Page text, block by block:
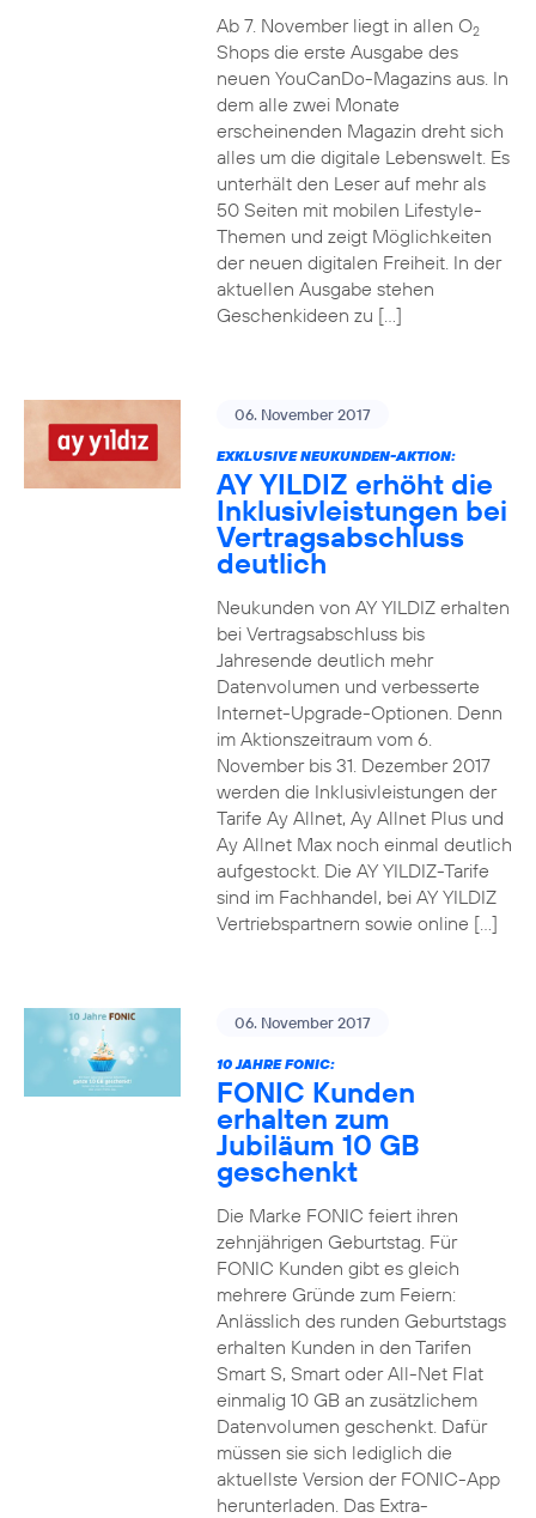
Ab 7. November liegt in allen O2
Shops die erste Ausgabe des
neuen YouCanDo-Magazins aus. In
dem alle zwei Monate
erscheinenden Magazin dreht sich
alles um die digitale Lebenswelt. Es
unterhält den Leser auf mehr als
50 Seiten mit mobilen Lifestyle-
Themen und zeigt Möglichkeiten
der neuen digitalen Freiheit. In der
aktuellen Ausgabe stehen
Geschenkideen zu […]
06. November 2017
EXKLUSIVE NEUKUNDEN-AKTION:
AY YILDIZ erhöht die
Inklusivleistungen bei
Vertragsabschluss
deutlich
Neukunden von AY YILDIZ erhalten
bei Vertragsabschluss bis
Jahresende deutlich mehr
Datenvolumen und verbesserte
Internet-Upgrade-Optionen. Denn
im Aktionszeitraum vom 6.
November bis 31. Dezember 2017
werden die Inklusivleistungen der
Tarife Ay Allnet, Ay Allnet Plus und
Ay Allnet Max noch einmal deutlich
aufgestockt. Die AY YILDIZ-Tarife
sind im Fachhandel, bei AY YILDIZ
Vertriebspartnern sowie online […]
06. November 2017
10 JAHRE FONIC:
FONIC Kunden
erhalten zum
Jubiläum 10 GB
geschenkt
Die Marke FONIC feiert ihren
zehnjährigen Geburtstag. Für
FONIC Kunden gibt es gleich
mehrere Gründe zum Feiern:
Anlässlich des runden Geburtstags
erhalten Kunden in den Tarifen
Smart S, Smart oder All-Net Flat
einmalig 10 GB an zusätzlichem
Datenvolumen geschenkt. Dafür
müssen sie sich lediglich die
aktuellste Version der FONIC-App
herunterladen. Das Extra-